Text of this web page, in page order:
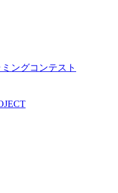
ングコンテスト